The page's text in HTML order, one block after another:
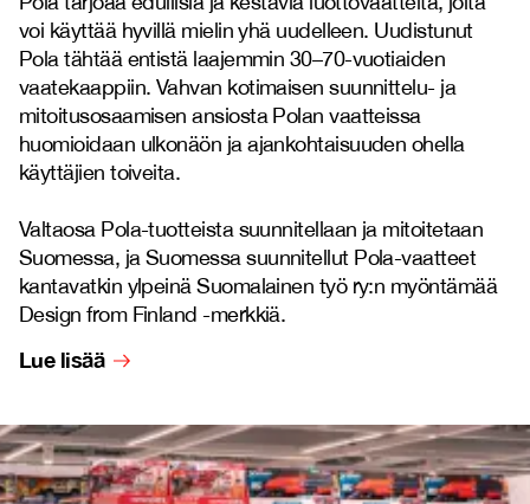
voi käyttää hyvillä mielin yhä uudelleen. Uudistunut
Pola tähtää entistä laajemmin 30–70-vuotiaiden
vaatekaappiin. Vahvan kotimaisen suunnittelu- ja
mitoitusosaamisen ansiosta Polan vaatteissa
huomioidaan ulkonäön ja ajankohtaisuuden ohella
käyttäjien toiveita.
Valtaosa Pola-tuotteista suunnitellaan ja mitoitetaan
Suomessa, ja Suomessa suunnitellut Pola-vaatteet
kantavatkin ylpeinä Suomalainen työ ry:n myöntämää
Design from Finland -merkkiä.
Lue lisää